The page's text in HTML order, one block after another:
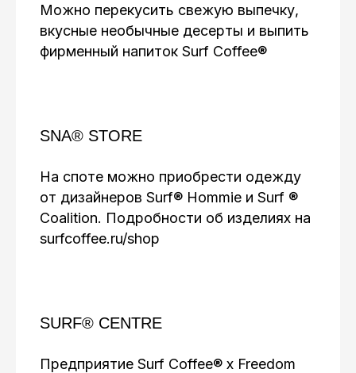
Можно перекусить свежую выпечку,
вкусные необычные десерты и выпить
фирменный напиток Surf Coffee®
SNA® STORE
На споте можно приобрести одежду
от дизайнеров Surf® Hommie и Surf ®
Coalition. Подробности об изделиях на
surfcoffee.ru/shop
SURF® CENTRE
Предприятие Surf Coffee® x Freedom